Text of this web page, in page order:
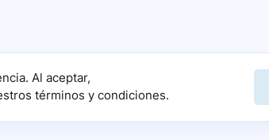
Al aceptar,
términos y condiciones.